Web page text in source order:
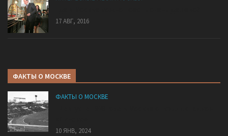
17 АВГ, 2016
ФАКТЫ О МОСКВЕ
ФАКТЫ О МОСКВЕ
10 ЯНВ, 2024